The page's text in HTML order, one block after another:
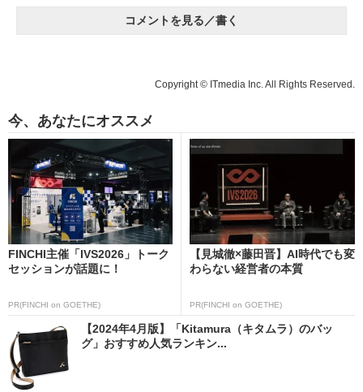
コメントを見る／書く
Copyright © ITmedia Inc. All Rights Reserved.
今、あなたにオススメ
FINCHI主催「IVS2026」トーク
セッションが話題に！
PR(FINCHI on GOETHE)
【見城徹×藤田晋】AI時代でも変
わらない経営者の本質
PR(FINCHI on GOETHE)
【2024年4月版】「Kitamura（キタムラ）のバッ
グ」おすすめ人気ランキン...